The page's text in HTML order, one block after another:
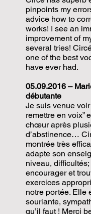
pinpoints my
advice how to
works! I see an
improvement of
several tries!
one of the best
have ever had.
05.09.2016 –
débutante
Je suis venue
remettre en voix”
chœur après
d’abstinence…
montrée très
adapte son
niveau,
encourager et
exercices
notre portée. Elle
souriante,
qu’il faut ! Merci